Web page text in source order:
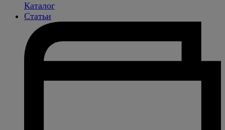
Каталог
Статьи